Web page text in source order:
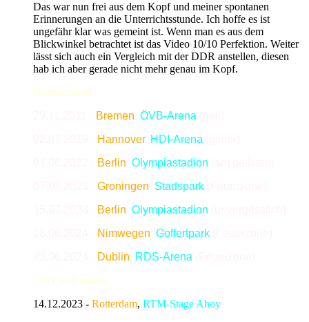
Das war nun frei aus dem Kopf und meiner spontanen
Erinnerungen an die Unterrichtsstunde. Ich hoffe es ist
ungefähr klar was gemeint ist. Wenn man es aus dem
Blickwinkel betrachtet ist das Video 10/10 Perfektion. Weiter
lässt sich auch ein Vergleich mit der DDR anstellen, diesen
hab ich aber gerade nicht mehr genau im Kopf.
Rammstein
Bremen ÖVB-Arena
Hannover, HDI-Arena
Berlin Olympiastadion
Groningen Stadspark
Berlin Olympiastadion
Nimwegen Goffertpark
Dublin RDS-Arena
Till Lindemann
14.12.2023 - Rotterdam, RTM-Stage Ahoy